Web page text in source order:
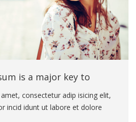
is a major key to
consectetur adip isicing elit,
incid idunt ut labore et dolore